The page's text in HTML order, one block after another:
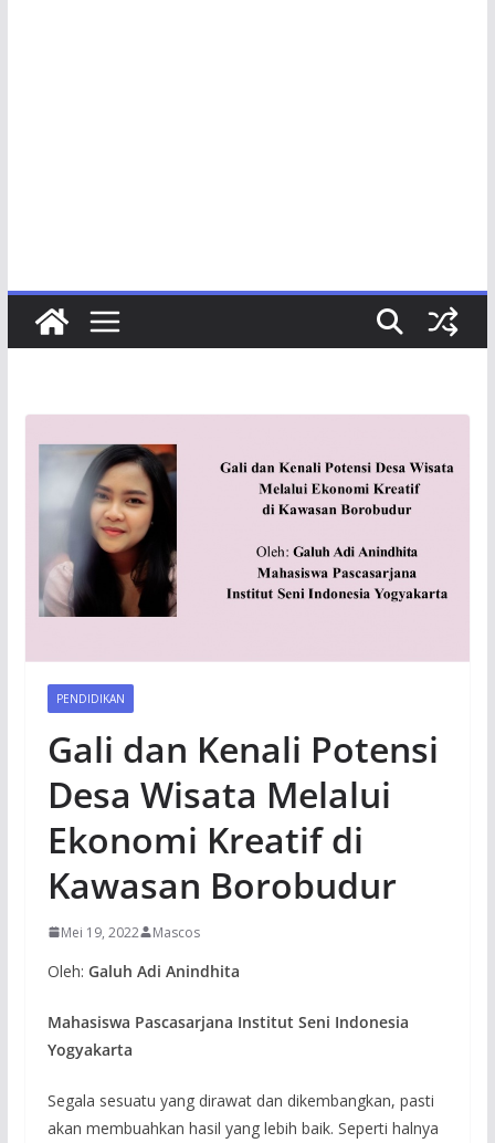
PENDIDIKAN
Gali dan Kenali Potensi
Desa Wisata Melalui
Ekonomi Kreatif di
Kawasan Borobudur
Mei 19, 2022 Mascos
Oleh: Galuh Adi Anindhita
Mahasiswa Pascasarjana Institut Seni Indonesia
Yogyakarta
Segala sesuatu yang dirawat dan dikembangkan, pasti
akan membuahkan hasil yang lebih baik. Seperti halnya